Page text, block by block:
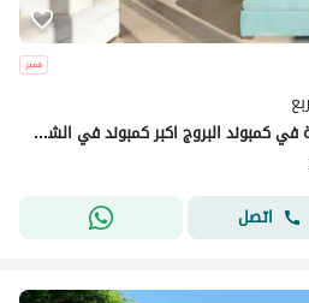
فيلا للبيع استلام فوري متشطبة في كمبوند البروج اكبر كمبوند في الشروق
اتصل